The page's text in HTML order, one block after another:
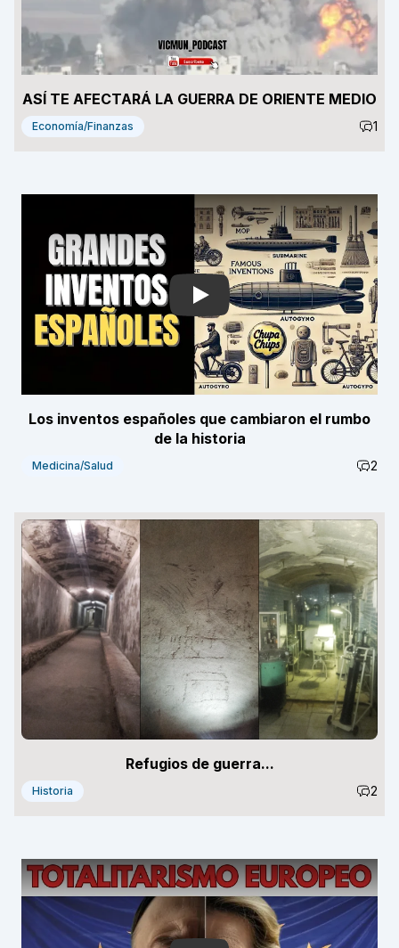
ASÍ TE AFECTARÁ LA GUERRA DE ORIENTE MEDIO
Economía/Finanzas 1
Los inventos españoles que cambiaron el rumbo
de la historia
Play
Medicina/Salud 2
Refugios de guerra...
Historia 2